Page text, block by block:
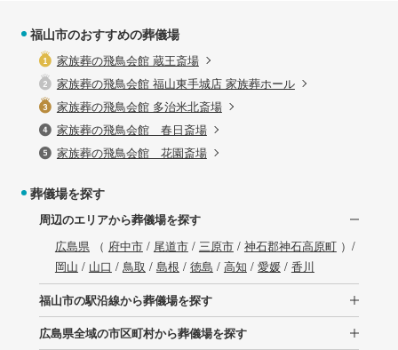
福山市のおすすめの葬儀場
家族葬の飛鳥会館 蔵王斎場
家族葬の飛鳥会館 福山東手城店 家族葬ホール
家族葬の飛鳥会館 多治米北斎場
家族葬の飛鳥会館 春日斎場
家族葬の飛鳥会館 花園斎場
葬儀場を探す
周辺のエリアから葬儀場を探す
広島県 （ 府中市/ 尾道市/ 三原市/ 神石郡神石高原町）/
岡山 / 山口 / 鳥取 / 島根 / 徳島 / 高知 / 愛媛/ 香川
福山市の駅沿線から葬儀場を探す
広島県全域の市区町村から葬儀場を探す